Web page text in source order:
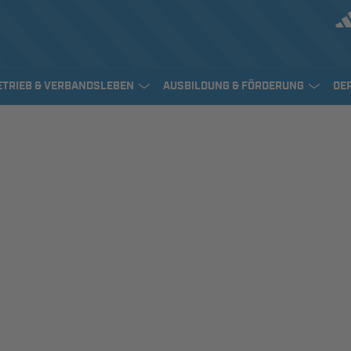
& VERBANDSLEBEN AUSBILDUNG & FÖRDERUNG